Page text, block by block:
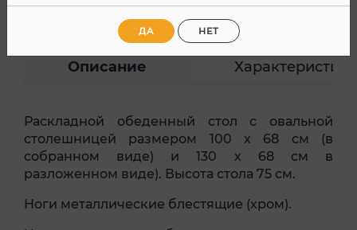
Описание Характеристики
Раскладной обеденный стол с овальной
столешницей размером 100 х 68 см (в
собранном виде) и 130 х 68 см в
разложенном виде). Высота стола 75 см.
Ноги металлические блестящие (хром).
ДА НЕТ